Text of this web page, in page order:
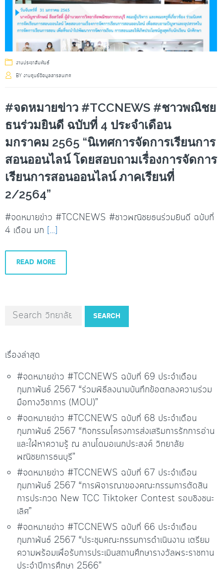
งานประชาสัมพันธ์
BY งานศูนย์ข้อมูลสารสนเทศ
#จดหมายข่าว #TCCNEWS #ชาวพณิชย
ธนร่วมยินดี ฉบับที่ 4 ประจำเดือน
มกราคม 2565 “นิเทศการจัดการเรียนการ
สอนออนไลน์ โดยสอบถามเรื่องการจัดการ
เรียนการสอนออนไลน์ ภาคเรียนที่
2/2564”
#จดหมายข่าว #TCCNEWS #ชาวพณิชยธนร่วมยินดี ฉบับที่
4 เดือน มก […]
READ MORE
SEARCH
เรื่องล่าสุด
#จดหมายข่าว #TCCNEWS ฉบับที่ 69 ประจำเดือน
กุมภาพันธ์ 2567 “ร่วมพิธีลงนามบันทึกข้อตกลงความร่วม
มือทางวิชาการ (MOU)”
#จดหมายข่าว #TCCNEWS ฉบับที่ 68 ประจำเดือน
กุมภาพันธ์ 2567 “กิจกรรมโครงการส่งเสริมการรักการอ่าน
และใฝ่หาความรู้ ณ ลานโดมอเนกประสงค์ วิทยาลัย
พณิชยการธนบุรี”
#จดหมายข่าว #TCCNEWS ฉบับที่ 67 ประจำเดือน
กุมภาพันธ์ 2567 “การพิจารณาของคณะกรรมการตัดสิน
การประกวด New TCC Tiktoker Contest รอบชิงชนะ
เลิศ”
#จดหมายข่าว #TCCNEWS ฉบับที่ 66 ประจำเดือน
กุมภาพันธ์ 2567 “ประชุมคณะกรรมการดำเนินงาน เตรียม
ความพร้อมเพื่อรับการประเมินสถานศึกษารางวัลพระราชทาน
ประจำปีการศึกษา 2566”